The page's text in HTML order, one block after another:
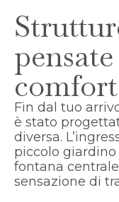
comfort
Fin dal tuo
è stato
diversa.
piccolo
fontana
sensazione di